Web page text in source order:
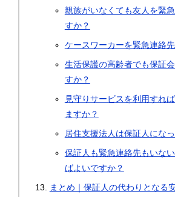
親族がいなくても友人を緊
すか？
ケースワーカーを緊急連絡
生活保護の高齢者でも保証
すか？
見守りサービスを利用すれ
ますか？
居住支援法人は保証人にな
保証人も緊急連絡先もいな
ばよいですか？
まとめ｜保証人の代わりとなる